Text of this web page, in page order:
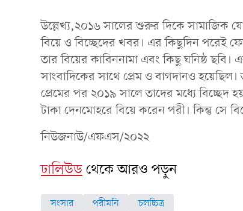
উল্লেখ্য,২০১৬ সালের শুরুর দিকে সামাজিক
বিয়ে ও বিচ্ছেদের খবর। এর কিছুদিন পরেই
তার বিয়ের কাবিননামা এবং কিছু ঘনিষ্ঠ
সাংবাদিকের সাথে প্রেম ও বাগদানও
প্রেমের পর ২০১৯ সালে তাদের মধ্যে বিচ্ছেদ
টাকা দেনমোহরে বিয়ে করেন পরী। কিন্তু সে
নিউজনাউ/এফএস/২০২২
ঢালিউডথেকে আরও পড়ুন
সংসার পরীমনি চলচ্চিত্র